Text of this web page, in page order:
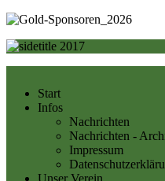
Start
Infos
Nachrichten
Nachrichten -
Impressum
Unser Verein